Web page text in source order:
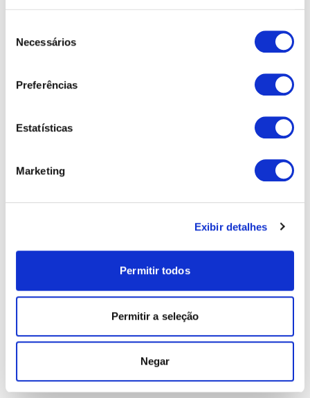
Necessários
Preferências
Estatísticas
Marketing
Exibir detalhes
Permitir todos
Permitir a seleção
Negar